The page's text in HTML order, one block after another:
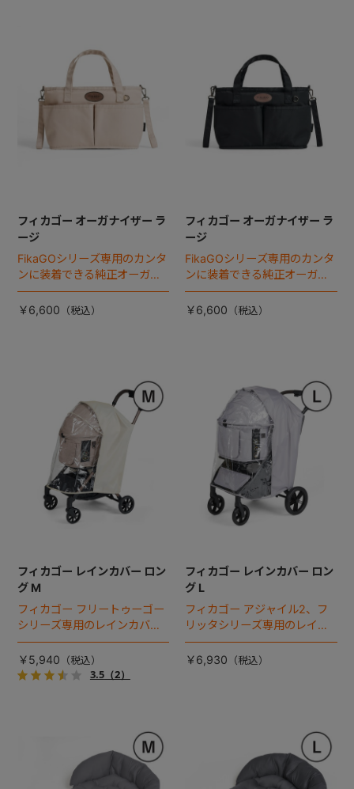
フィカゴー オーガナイザー ラ
ージ
FikaGOシリーズ専用のカンタ
ンに装着できる純正オーガナ
イザー。
￥6,600
フィカゴー オーガナイザー ラ
ージ
FikaGOシリーズ専用のカンタ
ンに装着できる純正オーガナ
イザー。
￥6,600
フィカゴー レインカバー ロン
グ M
フィカゴー フリートゥーゴー
シリーズ専用のレインカバ
ー。雨の日のお出かけも安
心。
￥5,940
3.5（2）
フィカゴー レインカバー ロン
グ L
フィカゴー アジャイル2、フ
リッタシリーズ専用のレイン
カバー。雨の日のお出かけも
安心。
￥6,930